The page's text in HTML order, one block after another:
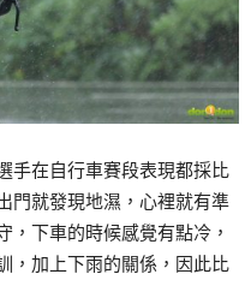
手在自行車賽段表現都採比
門就發現地濕，心裡就有準
，下車的時候感覺有點冷，
，加上下雨的關係，因此比